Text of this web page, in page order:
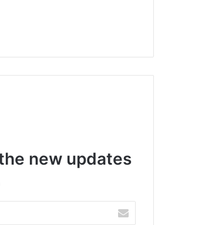
new updates!
بريدك